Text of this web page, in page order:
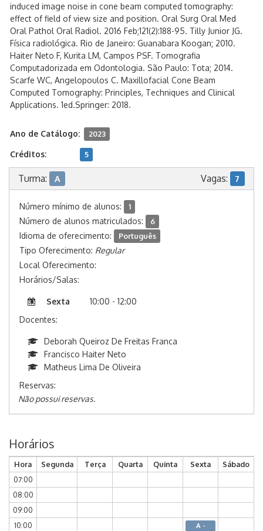
induced image noise in cone beam computed tomography:
effect of field of view size and position. Oral Surg Oral Med
Oral Pathol Oral Radiol. 2016 Feb;121(2):188-95. Tilly Junior JG.
Física radiológica. Rio de Janeiro: Guanabara Koogan; 2010.
Haiter Neto F, Kurita LM, Campos PSF. Tomografia
Computadorizada em Odontologia. São Paulo: Tota; 2014.
Scarfe WC, Angelopoulos C. Maxillofacial Cone Beam
Computed Tomography: Principles, Techniques and Clinical
Applications. 1ed.Springer: 2018.
Ano de Catálogo: 2023
Créditos: 5
Turma: A Vagas: 7
Número mínimo de alunos: 1
Número de alunos matriculados: 6
Idioma de oferecimento: Português
Tipo Oferecimento: Regular
Local Oferecimento:
Horários/Salas:
Sexta
10:00 - 12:00
Docentes:
Deborah Queiroz De Freitas Franca
Francisco Haiter Neto
Matheus Lima De Oliveira
Reservas:
Não possui reservas.
Horários
Hora Segunda Terça Quarta Quinta Sexta
Sábado
07:00
08:00
09:00
10:00
A -